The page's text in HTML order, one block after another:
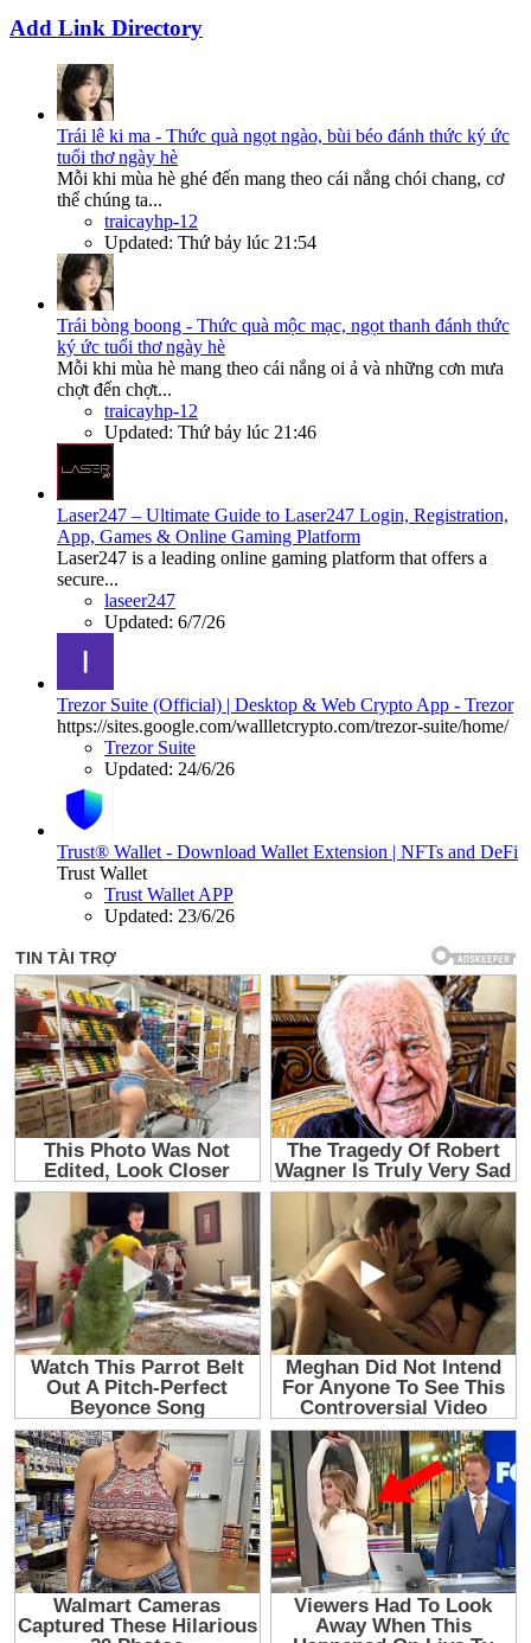
Add Link Directory
Trái lê ki ma - Thức quà ngọt ngào, bùi béo đánh thức ký ức
tuổi thơ ngày hè
Mỗi khi mùa hè ghé đến mang theo cái nắng chói chang, cơ
thể chúng ta...
traicayhp-12
Updated: Thứ bảy lúc 21:54
Trái bòng boong - Thức quà mộc mạc, ngọt thanh đánh thức
ký ức tuổi thơ ngày hè
Mỗi khi mùa hè mang theo cái nắng oi ả và những cơn mưa
chợt đến chợt...
traicayhp-12
Updated: Thứ bảy lúc 21:46
Laser247 – Ultimate Guide to Laser247 Login, Registration,
App, Games & Online Gaming Platform
Laser247 is a leading online gaming platform that offers a
secure...
laseer247
Updated: 6/7/26
Trezor Suite (Official) | Desktop & Web Crypto App - Trezor
https://sites.google.com/wallletcrypto.com/trezor-suite/home/
Trezor Suite
Updated: 24/6/26
Trust® Wallet - Download Wallet Extension | NFTs and DeFi
Trust Wallet
Trust Wallet APP
Updated: 23/6/26